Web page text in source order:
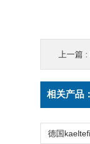
上一篇 :
相关产品：